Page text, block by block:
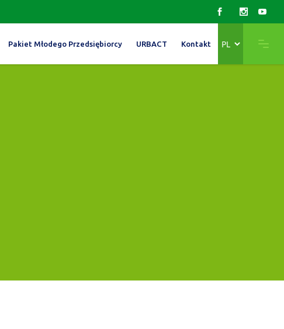
Pakiet Młodego Przedsiębiorcy URBACT Kontakt
język